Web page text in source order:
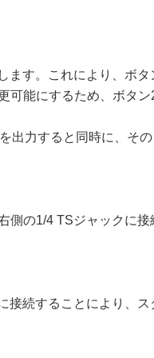
す。これにより、ボ
能にするため、ボタン
力すると同時に、そ
の1/4 TSジャックに
続することにより、ス